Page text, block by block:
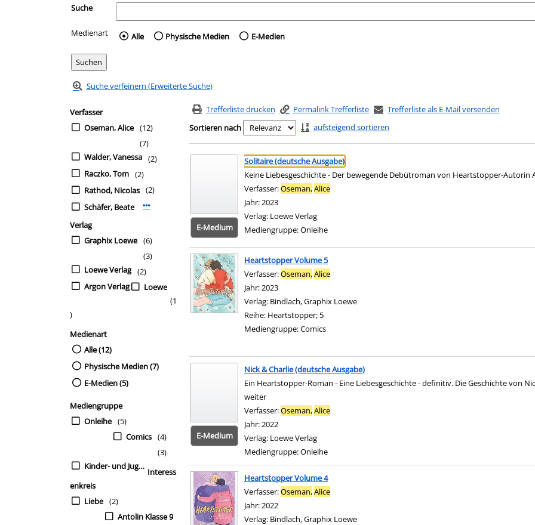
Suche
Medienart Wählen Sie die Medienart nach der Sie suchen wollen.
Alle Physische Medien E-Medien
Suche verfeinern (Erweiterte Suche)
Suchfilter
Zur Trefferliste springen
Verfasser
Oseman, Alice (12)
Walder, Vanessa
(7)
Raczko, Tom
(2)
Rathod, Nicolas
(2)
Schäfer, Beate
(2)
Mehr Verfasser-Filter anzeigen
Verlag
Graphix Loewe (6)
Loewe Verlag
(3)
Argon Verlag
(2)
Loewe
(1
)
Medienart
Alle (12)
Physische Medien (7)
E-Medien (5)
Mediengruppe
Onleihe (5)
Comics (4)
Kinder- und Jugendbü
(3)
Interess
enkreis
Liebe (2)
Antolin Klasse 9
Trefferliste drucken Permalink Trefferliste
Trefferliste als E-Mail versenden
Sortieren nach
aufsteigend sortieren
Suchergebnis
Zu den Suchfiltern springen
E-Medium
Solitaire (deutsche Ausgabe)
Keine Liebesgeschichte - Der bewegende Debütroman von Heartstopper-Autorin
Verfasser:Oseman,Alice
Jahr:2023
Verlag: Loewe Verlag
Mediengruppe:Onleihe
Heartstopper Volume 5
Verfasser:Oseman,Alice
Jahr:2023
Verlag: Bindlach, Graphix Loewe
Reihe: Heartstopper; 5
Mediengruppe:Comics
E-Medium
Nick & Charlie (deutsche Ausgabe)
Ein Heartstopper-Roman - Eine Liebesgeschichte - definitiv. Die Geschichte von
weiter
Verfasser:Oseman,Alice
Jahr:2022
Verlag: Loewe Verlag
Mediengruppe:Onleihe
Heartstopper Volume 4
Verfasser:Oseman,Alice
Jahr:2022
Verlag: Bindlach, Graphix Loewe